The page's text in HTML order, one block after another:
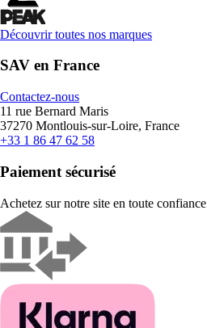
Découvrir toutes nos marques
SAV en France
Contactez-nous
11 rue Bernard Maris
37270 Montlouis-sur-Loire, France
+33 1 86 47 62 58
Paiement sécurisé
Achetez sur notre site en toute confiance